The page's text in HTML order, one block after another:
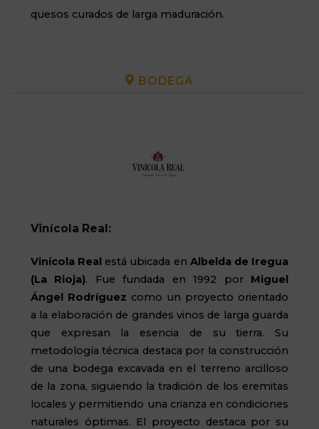
quesos curados de larga maduración.
BODEGA
Vinícola Real:
Vinícola Real está ubicada en Albelda de Iregua
(La Rioja). Fue fundada en 1992 por Miguel
Ángel Rodríguez como un proyecto orientado
a la elaboración de grandes vinos de larga guarda
que expresan la esencia de su tierra. Su
metodología técnica destaca por la construcción
de una bodega excavada en el terreno arcilloso
de la zona, siguiendo la tradición de los eremitas
locales y permitiendo una crianza en condiciones
naturales óptimas. El proyecto destaca por su